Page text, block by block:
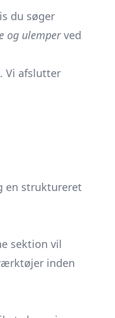
du søger
og ulemperved
Vi afslutter
en struktureret
sektion vil
inden